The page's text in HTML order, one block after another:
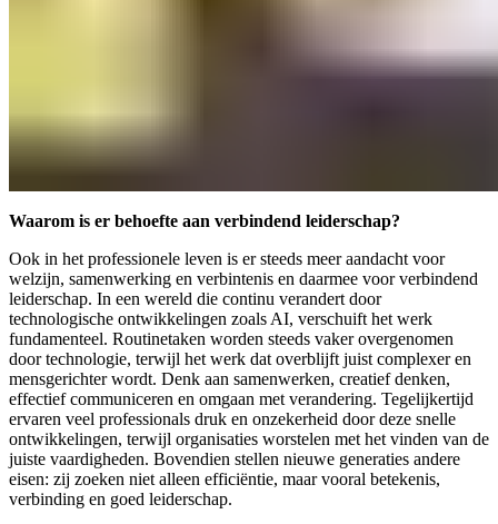
Waarom is er behoefte aan verbindend leiderschap?
Ook in het professionele leven is er steeds meer aandacht voor
welzijn, samenwerking en verbintenis en daarmee voor verbindend
leiderschap. In een wereld die continu verandert door
technologische ontwikkelingen zoals AI, verschuift het werk
fundamenteel. Routinetaken worden steeds vaker overgenomen
door technologie, terwijl het werk dat overblijft juist complexer en
mensgerichter wordt. Denk aan samenwerken, creatief denken,
effectief communiceren en omgaan met verandering. Tegelijkertijd
ervaren veel professionals druk en onzekerheid door deze snelle
ontwikkelingen, terwijl organisaties worstelen met het vinden van de
juiste vaardigheden. Bovendien stellen nieuwe generaties andere
eisen: zij zoeken niet alleen efficiëntie, maar vooral betekenis,
verbinding en goed leiderschap.